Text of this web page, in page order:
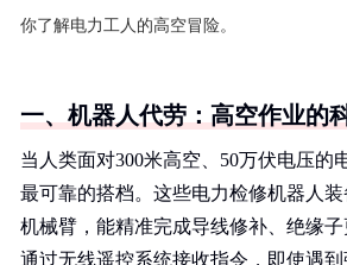
你了解电力工人的高空冒险。
一、机器人代劳：高空作业的
当人类面对300米高空、50万伏电压的
最可靠的搭档。这些电力检修机器人
机械臂，能精准完成导线修补、绝缘
通过无线遥控系统接收指令，即使遇